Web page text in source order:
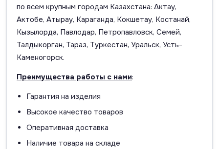
по всем крупным городам Казахстана: Актау,
Актобе, Атырау, Караганда, Кокшетау, Костанай,
Кызылорда, Павлодар, Петропавловск, Семей,
Талдыкорган, Тараз, Туркестан, Уральск, Усть-
Каменогорск.
Преимущества работы с нами:
Гарантия на изделия
Высокое качество товаров
Оперативная доставка
Наличие товара на складе